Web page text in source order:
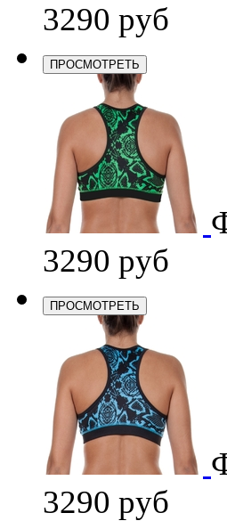
3290 руб
ПРОСМОТРЕТЬ
3290 руб
ПРОСМОТРЕТЬ
3290 руб